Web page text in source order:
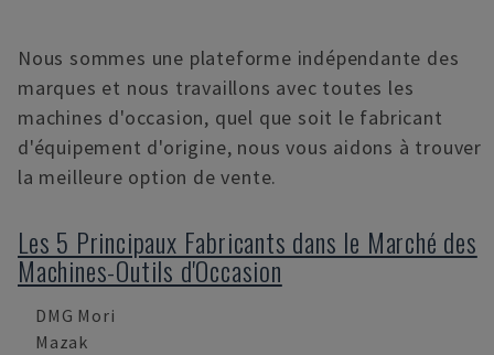
Nous sommes une plateforme indépendante des
marques et nous travaillons avec toutes les
machines d'occasion, quel que soit le fabricant
d'équipement d'origine, nous vous aidons à trouver
la meilleure option de vente.
Les 5 Principaux Fabricants dans le Marché des
Machines-Outils d'Occasion
DMG Mori
Mazak